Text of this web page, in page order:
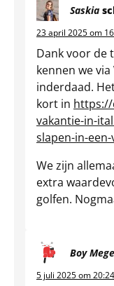
Saskia
23 april 2025 om
Dank voor de
kennen we
inderdaad.
kort in
vakantie-in-
slapen-in-
We zijn
extra
golfen.
Boy
5 juli 2025 om 20:24